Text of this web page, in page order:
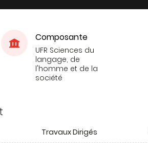
Composante
UFR Sciences du
langage, de
l'homme et de la
société
Travaux Dirigés